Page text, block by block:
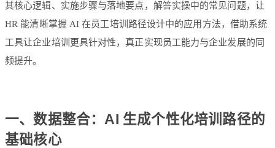
其核心逻辑、实施步骤与落地要点，解答实操中的常见问题，让
HR 能清晰掌握 AI 在员工培训路径设计中的应用方法，借助系统
工具让企业培训更具针对性，真正实现员工能力与企业发展的同
频提升。
一、数据整合：AI 生成个性化培训路径的
基础核心